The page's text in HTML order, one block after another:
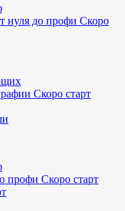
нуля до профи Скоро
Скоро старт
профи Скоро старт